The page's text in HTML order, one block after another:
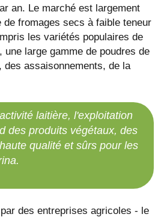
an. Le marché est largement
de fromages secs à faible teneur
les variétés populaires de
une large gamme de poudres de
des assaisonnements, de la
laitière, l'exploitation
des produits végétaux, des
qualité et sûrs pour les
des entreprises agricoles - le